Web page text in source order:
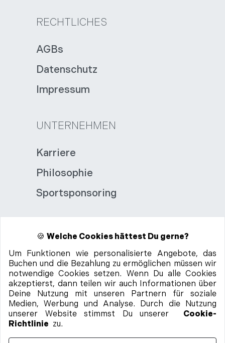
🍪 Welche Cookies hättest Du gerne?
Um Funktionen wie personalisierte Angebote, das
Buchen und die Bezahlung zu ermöglichen müssen wir
notwendige Cookies setzen. Wenn Du alle Cookies
akzeptierst, dann teilen wir auch Informationen über
Deine Nutzung mit unseren Partnern für soziale
Medien, Werbung und Analyse. Durch die Nutzung
unserer Website stimmst Du unserer
Cookie-
Richtlinie zu.
RECHTLICHES
AGBs
Datenschutz
Impressum
UNTERNEHMEN
Karriere
Philosophie
Sportsponsoring
99%
positives
Feedback
Auch als App: